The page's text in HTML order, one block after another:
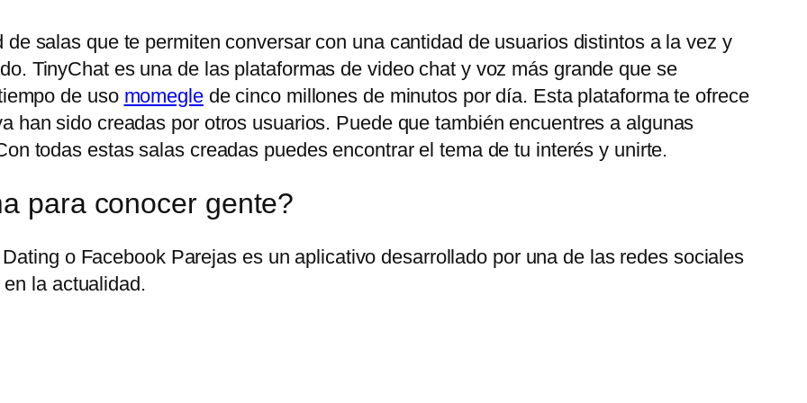
salas que te permiten conversar con una cantidad de usuarios distintos a la vez y
TinyChat es una de las plataformas de video chat y voz más grande que se
de uso momeglede cinco millones de minutos por día. Esta plataforma te ofrece
han sido creadas por otros usuarios. Puede que también encuentres a algunas
todas estas salas creadas puedes encontrar el tema de tu interés y unirte.
para conocer gente?
o Facebook Parejas es un aplicativo desarrollado por una de las redes sociales
la actualidad.